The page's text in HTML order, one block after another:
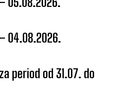
04.08.2026.
period od 31.07. do